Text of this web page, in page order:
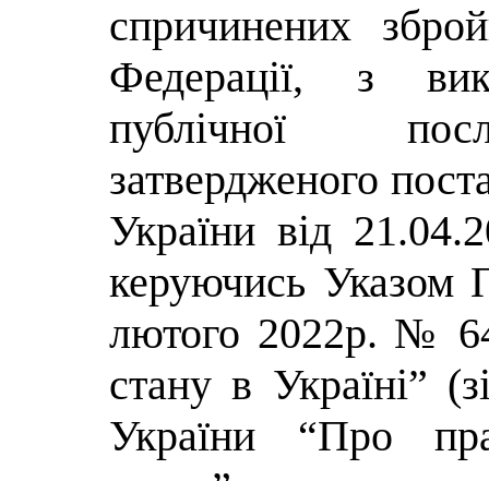
спричинених
Федерації, з
публічної
затвердженого
України від
керуючись Указом
лютого 2022р. №
стану в Україні”
України “Про